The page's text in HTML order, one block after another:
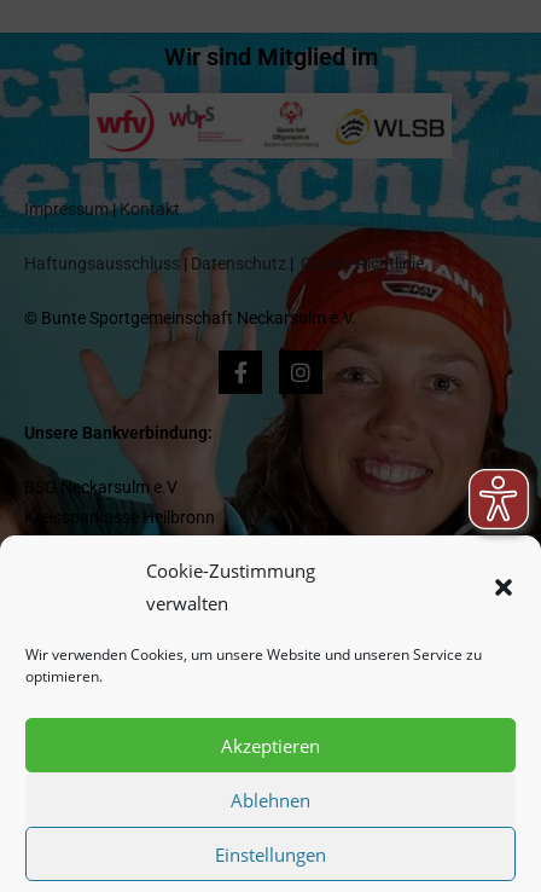
Cookie-Zustimmung
verwalten
Wir verwenden Cookies, um unsere Website und unseren Service zu
optimieren.
Akzeptieren
Ablehnen
Einstellungen
Wir sind Mitglied im
Impressum|Kontakt
Haftungsausschluss | Datenschutz | Cookie-Richtlinie
© Bunte Sportgemeinschaft Neckarsulm e.V.
Unsere Bankverbindung:
BSG Neckarsulm e.V
Kreissparkasse Heilbronn
BIC HEISDE66XXX
Newsletter:
Indem Sie fortfahren, akzeptieren Sie unsere
Datenschutzerklärung.